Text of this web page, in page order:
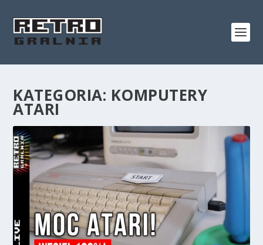
KATEGORIA: KOMPUTERY
ATARI